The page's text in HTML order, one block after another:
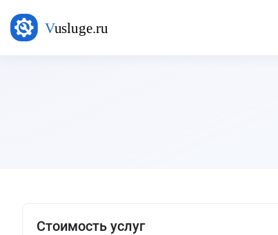
Стоимость услуг